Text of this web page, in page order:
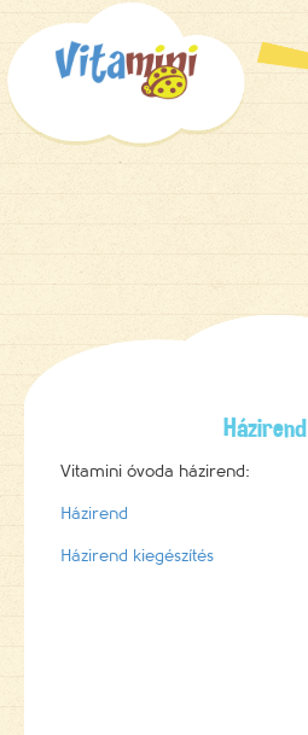
Házirend
Vitamini óvoda házirend:
Házirend
Házirend kiegészítés